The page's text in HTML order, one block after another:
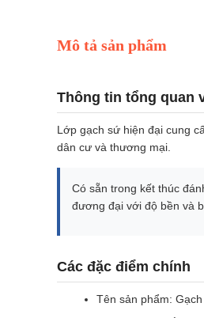
Mô tả sản phẩm
Thông tin tổng quan
Lớp gạch sứ hiện đại cung
dân cư và thương mại.
Có sẵn trong kết thúc
đương đại với độ bền và
Các đặc điểm chính
Tên sản phẩm: